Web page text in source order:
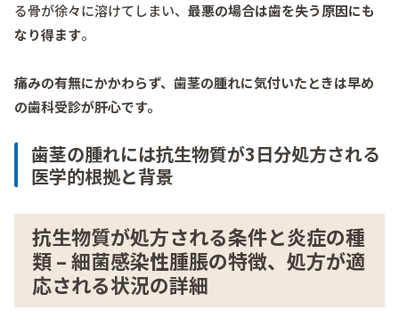
る骨が徐々に溶けてしまい、 最悪の場合は歯を失う原因にも
なり得ます。
痛みの有無にかかわらず、歯茎の腫れに気付いたときは早め
の歯科受診が肝心です。
歯茎の腫れには抗生物質が3日分処方される
医学的根拠と背景
抗生物質が処方される条件と炎症の種
類 – 細菌感染性腫脹の特徴、処方が適
応される状況の詳細